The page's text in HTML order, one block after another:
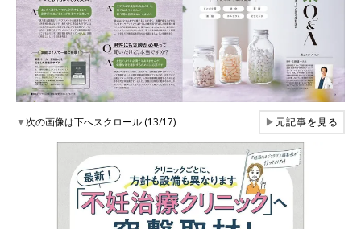
▼次の画像は下へスクロール (13/17) ▶元記事を見る